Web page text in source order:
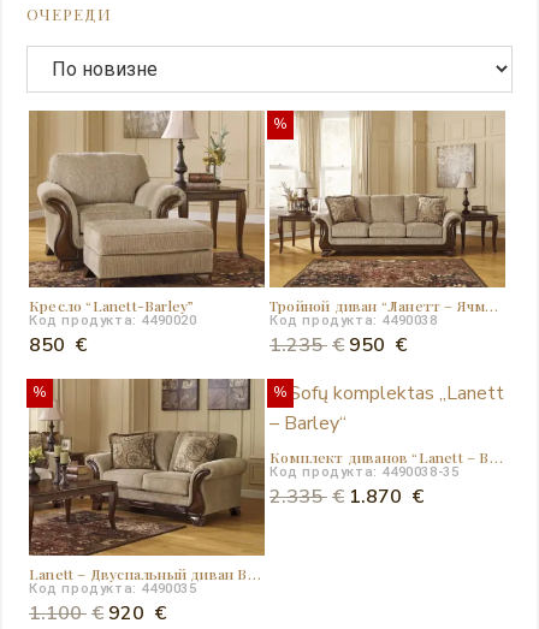
ОЧЕРЕДИ
Кресло “Lanett-Barley”
Код продукта: 4490020
850 €
%
Тройной диван “Ланетт – Ячмень”
Код продукта: 4490038
1.235€ Первоначальная
составляла
950 €Текущая
950 €.
%
Lanett – Двуспальный диван Barley
Код продукта: 4490035
1.100€ Первоначальная
920 €Текущая
%
Комплект диванов “Lanett – Barley”
Код продукта: 4490038-35
2.335€ Первоначальная
1.870 €Текущая